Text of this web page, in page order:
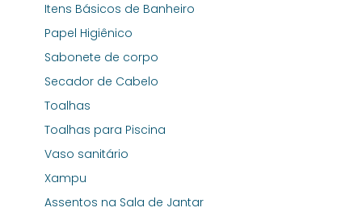
Itens Básicos de Banheiro
Papel Higiênico
Sabonete de corpo
Secador de Cabelo
Toalhas
Toalhas para Piscina
Vaso sanitário
Xampu
Assentos na Sala de Jantar